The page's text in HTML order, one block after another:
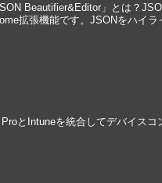
Beautifier&Editor」とは？
拡張機能です。JSONをハイ
とIntuneを統合してデバイスコ